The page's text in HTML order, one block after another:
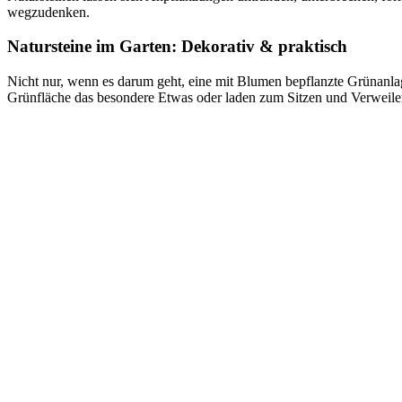
wegzudenken.
Natursteine im Garten: Dekorativ & praktisch
Nicht nur, wenn es darum geht, eine mit Blumen bepflanzte
Grünfläche das besondere Etwas oder laden zum Sitzen und